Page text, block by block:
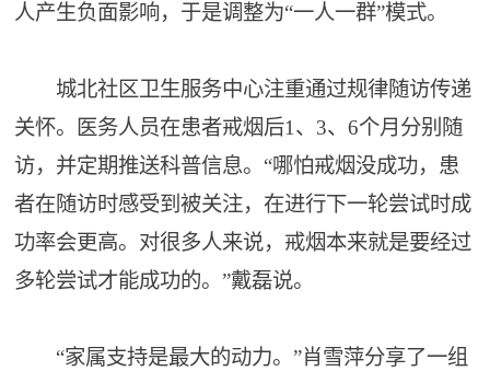
人产生负面影响，于是调整为“一人一群”模式。
城北社区卫生服务中心注重通过规律随访传递
关怀。医务人员在患者戒烟后1、3、6个月分别随
访，并定期推送科普信息。“哪怕戒烟没成功，患
者在随访时感受到被关注，在进行下一轮尝试时成
功率会更高。对很多人来说，戒烟本来就是要经过
多轮尝试才能成功的。”戴磊说。
“家属支持是最大的动力。”肖雪萍分享了一组